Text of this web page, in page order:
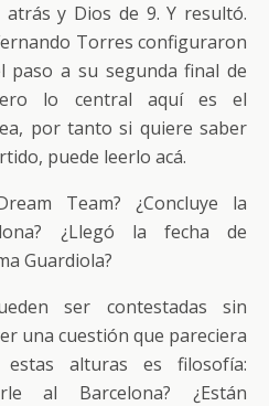
y Dios de 9. Y resultó.
Torres configuraron
paso a su segunda final de
lo central aquí es el
por tanto si quiere saber
puede leerlo acá.
Team? ¿Concluye la
¿Llegó la fecha de
Guardiola?
ser contestadas sin
una cuestión que pareciera
alturas es filosofía:
al Barcelona? ¿Están